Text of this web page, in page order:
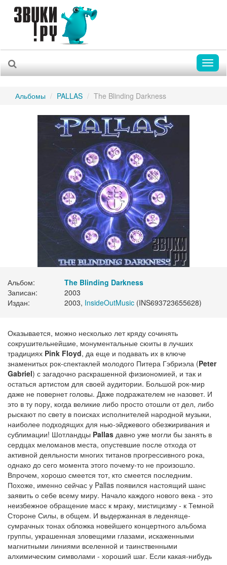
Альбомы PALLAS The Blinding Darkness
Альбом:
The Blinding Darkness
Записан:
2003
Издан:
2003, InsideOutMusic (INS693723655628)
Оказывается, можно несколько лет кряду сочинять
сокрушительнейшие, монументальные сюиты в лучших
традициях Pink Floyd, да еще и подавать их в ключе
знаменитых рок-спектаклей молодого Питера Гэбриэла (Peter
Gabriel) с загадочно раскрашенной физиономией, и так и
остаться артистом для своей аудитории. Большой рок-мир
даже не повернет головы. Даже подражателем не назовет. И
это в ту пору, когда великие либо просто отошли от дел, либо
рыскают по свету в поисках исполнителей народной музыки,
наиболее подходящих для нью-эйджевого обезжиривания и
сублимации! Шотландцы Pallas давно уже могли бы занять в
сердцах меломанов места, опустевшие после отхода от
активной деяльности многих титанов прогрессивного рока,
однако до сего момента этого почему-то не произошло.
Впрочем, хорошо смеется тот, кто смеется последним.
Похоже, именно сейчас у Pallas появился настоящий шанс
заявить о себе всему миру. Начало каждого нового века - это
неизбежное обращение масс к мраку, мистицизму - к Темной
Стороне Силы, в общем. И выдержанная в леденяще-
сумрачных тонах обложка новейшего концертного альбома
группы, украшенная зловещими глазами, искаженными
магнитными линиями вселенной и таинственными
алхимическим символами - хороший шаг. Если какая-нибудь